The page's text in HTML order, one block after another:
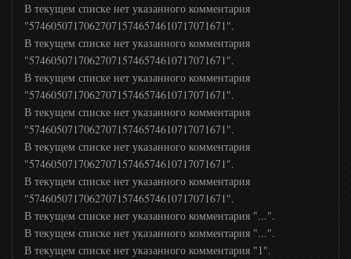
В текущем списке нет указанного комментария
"574605071706270715746574610717071671".
В текущем списке нет указанного комментария
"574605071706270715746574610717071671".
В текущем списке нет указанного комментария
"574605071706270715746574610717071671".
В текущем списке нет указанного комментария
"574605071706270715746574610717071671".
В текущем списке нет указанного комментария
"574605071706270715746574610717071671".
В текущем списке нет указанного комментария
"574605071706270715746574610717071671".
В текущем списке нет указанного комментария "...".
В текущем списке нет указанного комментария "...".
В текущем списке нет указанного комментария "1".